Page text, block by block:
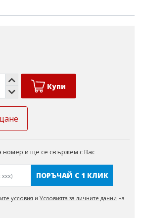
Купи
и ще се свържем с Вас
ПОРЪЧАЙ С 1 КЛИК
условия и Условията за личните данни на